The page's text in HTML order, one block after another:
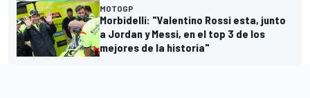
MOTOGP
Morbidelli: "Valentino Rossi esta, junto
a Jordan y Messi, en el top 3 de los
mejores de la historia"